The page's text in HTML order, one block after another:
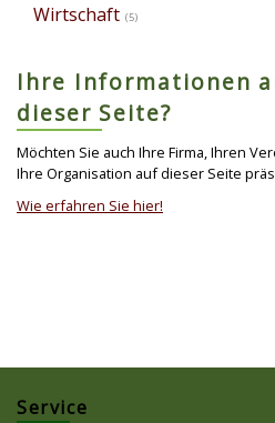
Wirtschaft (5)
Ihre Informationen
dieser Seite?
Möchten Sie auch Ihre Firma, Ihren
Ihre Organisation auf dieser Seite
Wie erfahren Sie hier!
Service